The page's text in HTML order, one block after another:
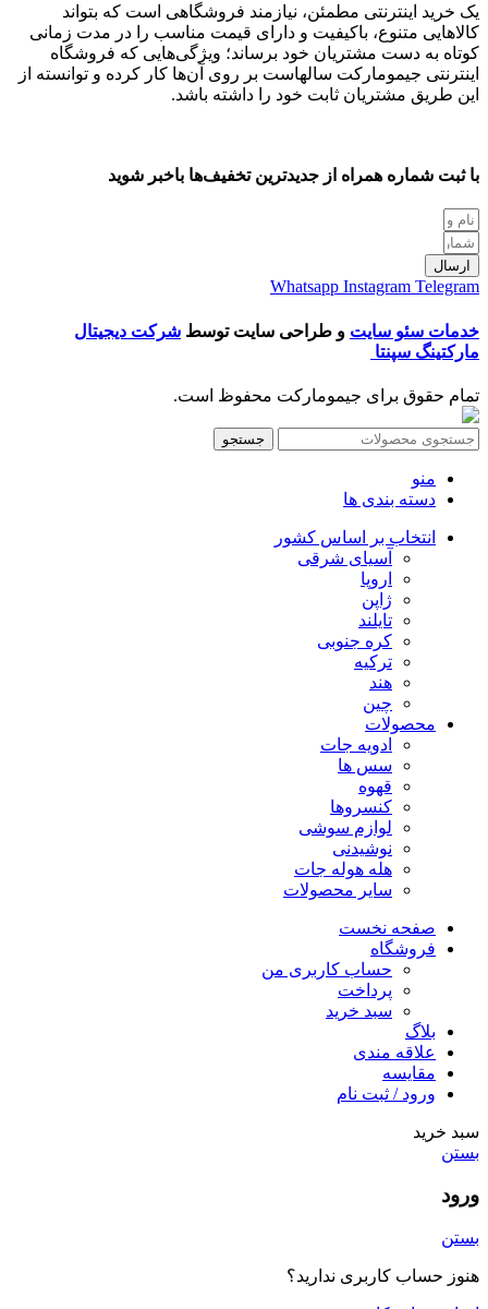
یک خرید اینترنتی مطمئن، نیازمند فروشگاهی است که بتواند
کالاهایی متنوع، باکیفیت و دارای قیمت مناسب را در مدت زمانی
کوتاه به دست مشتریان خود برساند؛ ویژگی‌هایی که فروشگاه
اینترنتی جیمومارکت سالهاست بر روی آن‌ها کار کرده و توانسته از
این طریق مشتریان ثابت خود را داشته باشد.
با ثبت شماره همراه از جدید‌ترین تخفیف‌ها با‌خبر شوید
ارسال
Whatsapp Instagram Telegram
خدمات سئو سایت و طراحی سایت توسط شرکت دیجیتال
مارکتینگ سپنتا
تمام حقوق برای جیمومارکت محفوظ است.
جستجو
منو
دسته بندی ها
انتخاب بر اساس کشور
آسیای شرقی
اروپا
ژاپن
تایلند
کره جنوبی
ترکیه
هند
چین
محصولات
ادویه جات
سس ها
قهوه
کنسروها
لوازم سوشی
نوشیدنی
هله هوله جات
سایر محصولات
صفحه نخست
فروشگاه
حساب کاربری من
پرداخت
سبد خرید
بلاگ
علاقه مندی
مقایسه
ورود / ثبت نام
سبد خرید
بستن
ورود
بستن
هنوز حساب کاربری ندارید؟